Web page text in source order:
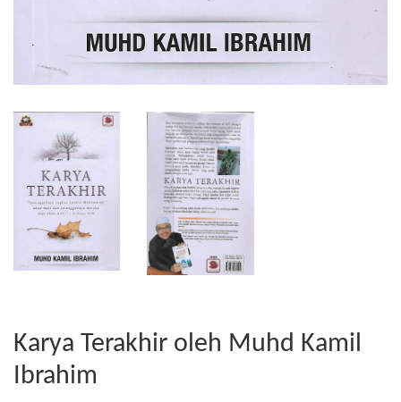
Karya Terakhir oleh Muhd Kamil
Ibrahim